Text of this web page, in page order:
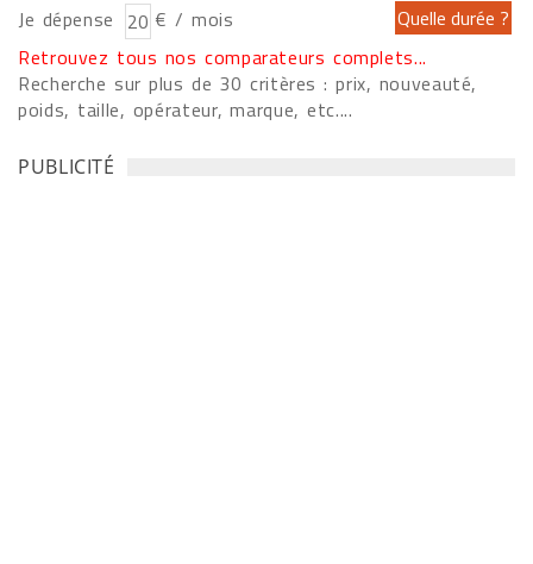
Je dépense
€ / mois
Retrouvez tous nos comparateurs complets...
Recherche sur plus de 30 critères : prix, nouveauté,
poids, taille, opérateur, marque, etc....
PUBLICITÉ